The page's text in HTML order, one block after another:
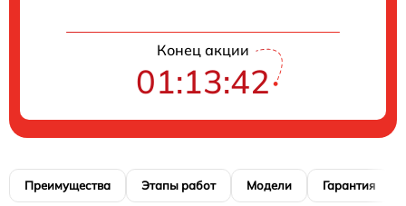
Конец акции
01:13:41
Преимущества Этапы работ Модели Гарантия